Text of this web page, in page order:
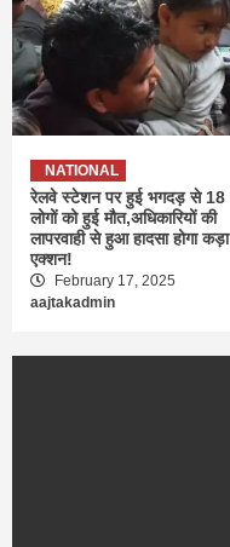
NATIONAL
रेलवे स्टेशन पर हुई भगदड़ से 18
लोगों को हुई मौत,अधिकारियों की
लापरवाही से हुआ हादसा होगा कड़ा
एक्शन!
February 17, 2025
aajtakadmin